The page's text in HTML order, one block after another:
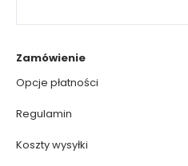
Zamówienie
Opcje płatności
Regulamin
Koszty wysyłki